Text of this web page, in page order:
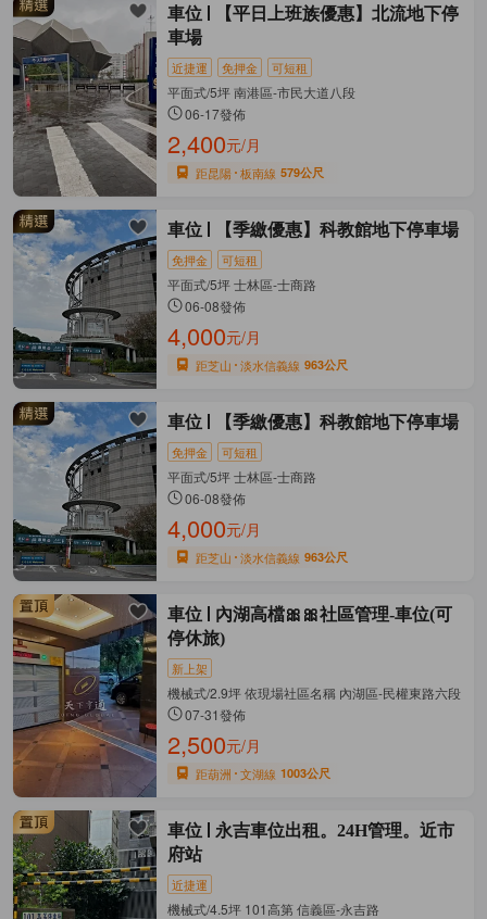
車位
【平日上班族優惠】北流地下停
車場
近捷運 免押金 可短租
平面式/5坪 南港區-市民大道八段
06-17發佈
2,400元/月
距昆陽 板南線 579公尺
車位 【季繳優惠】科教館地下停車場
免押金 可短租
平面式/5坪 士林區-士商路
06-08發佈
4,000元/月
距芝山 淡水信義線 963公尺
車位 【季繳優惠】科教館地下停車場
免押金 可短租
平面式/5坪 士林區-士商路
06-08發佈
4,000元/月
距芝山 淡水信義線 963公尺
車位
內湖高檔🎀🎀社區管理-車位(可
停休旅)
新上架
機械式/2.9坪 依現場社區名稱 內湖區-民權東路六段
07-31發佈
2,500元/月
距葫洲 文湖線 1003公尺
車位
永吉車位出租。24H管理。近市
府站
近捷運
機械式/4.5坪 101高第 信義區-永吉路